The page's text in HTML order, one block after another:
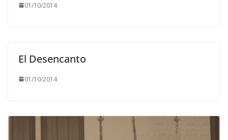
01/10/2014
El Desencanto
01/10/2014